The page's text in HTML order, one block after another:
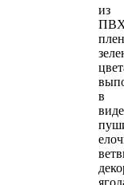
из
в
виде